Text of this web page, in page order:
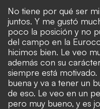
No tiene por qué ser
juntos. Y me gustó
poco la posición y no
del campo en la
hicimos bien. Le veo
además con su
siempre está motivado.
buena y va a tener un
de eso. Le veo en un
pero muy bueno, y es